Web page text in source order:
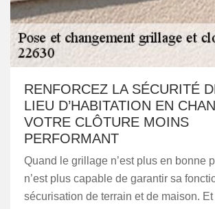
RENFORCEZ LA SÉCURITÉ
LIEU D’HABITATION EN
VOTRE CLÔTURE MOINS
PERFORMANT
Quand le grillage n’est plus en bonne
n’est plus capable de garantir sa
sécurisation de terrain et de maison. Et